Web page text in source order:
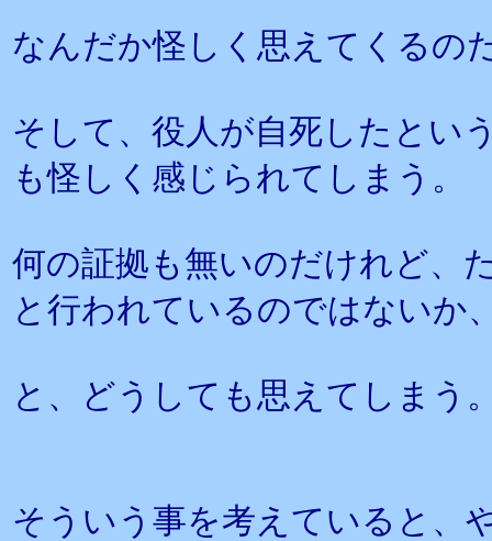
なんだか怪しく思えてくるの
そして、役人が自死したとい
も怪しく感じられてしまう。
何の証拠も無いのだけれど、
と行われているのではないか
と、どうしても思えてしまう
そういう事を考えていると、